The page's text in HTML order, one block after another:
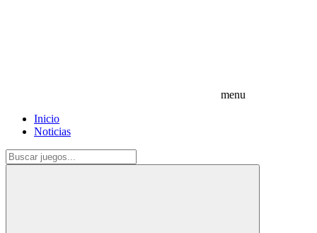
menu
Inicio
Noticias